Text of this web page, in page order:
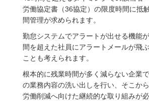
労働協定書（36協定）の限度時間に抵
間管理が求められます。
勤怠システムでアラートが出せる機能
間を超えた社員にアラートメールが飛
ことも考えられます。
根本的に残業時間が多く減らない企業
の業務内容の洗い出しを行い、そこか
労働削減へ向けた継続的な取り組みが必